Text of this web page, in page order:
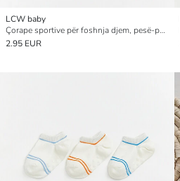
LCW baby
Çorape sportive për foshnja djem, pesë-pako
2.95 EUR